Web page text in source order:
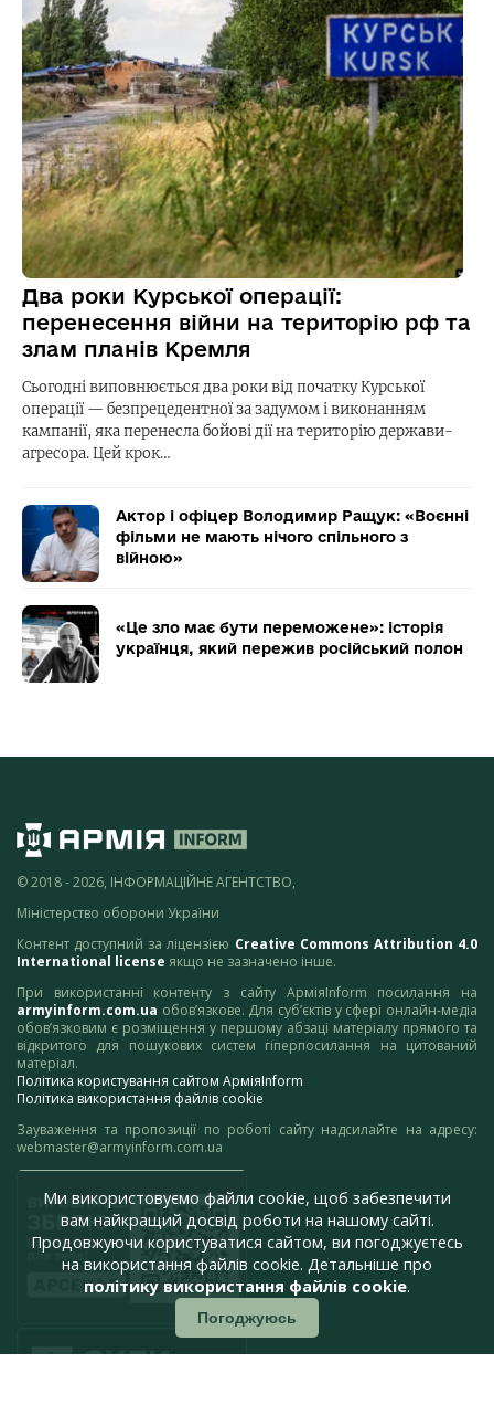
Два роки Курської операції:
перенесення війни на територію рф та
злам планів Кремля
Сьогодні виповнюється два роки від початку Курської
операції — безпрецедентної за задумом і виконанням
кампанії, яка перенесла бойові дії на територію держави-
агресора. Цей крок…
Актор і офіцер Володимир Ращук: «Воєнні
фільми не мають нічого спільного з
війною»
«Це зло має бути переможене»: історія
українця, який пережив російський полон
© 2018 - 2026, ІНФОРМАЦІЙНЕ АГЕНТСТВО,
Міністерство оборони України
Контент доступний за ліцензією Creative Commons Attribution 4.0
International license якщо не зазначено інше.
При використанні контенту з сайту АрміяInform посилання на
armyinform.com.ua обов’язкове. Для суб’єктів у сфері онлайн-медіа
обов’язковим є розміщення у першому абзаці матеріалу прямого та
відкритого для пошукових систем гіперпосилання на цитований
матеріал.
Політика користування сайтом АрміяInform
Політика використання файлів cookie
Зауваження та пропозиції по роботі сайту надсилайте на адресу:
webmaster@armyinform.com.ua
Ми використовуємо файли cookie, щоб забезпечити
вам найкращий досвід роботи на нашому сайті.
Продовжуючи користуватися сайтом, ви погоджуєтесь
на використання файлів cookie. Детальніше про
політику використання файлів cookie.
Погоджуюсь